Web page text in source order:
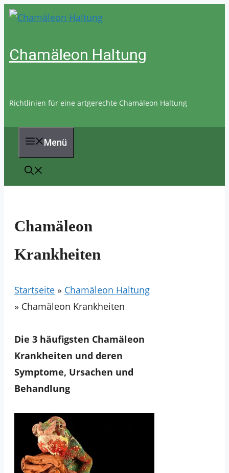
Zum
Chamäleon Haltung
Richtlinien für eine artgerechte Chamäleon Haltung
Menü
Chamäleon
Krankheiten
Startseite » Chamäleon Haltung
» Chamäleon Krankheiten
Die 3 häufigsten Chamäleon
Krankheiten und deren
Symptome, Ursachen und
Behandlung